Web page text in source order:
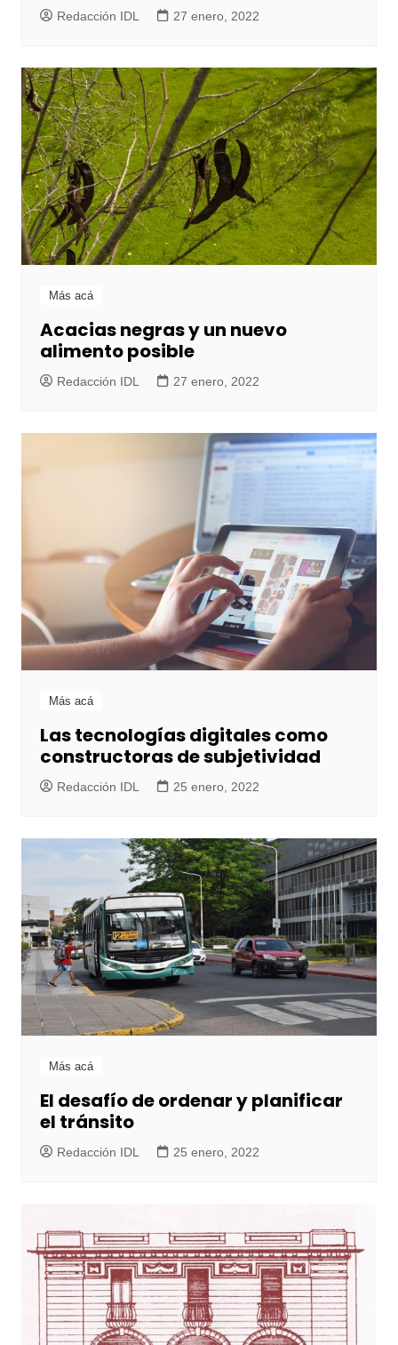
Redacción IDL 27 enero, 2022
Más acá
Acacias negras y un nuevo
alimento posible
Redacción IDL 27 enero, 2022
Más acá
Las tecnologías digitales como
constructoras de subjetividad
Redacción IDL 25 enero, 2022
Más acá
El desafío de ordenar y planificar
el tránsito
Redacción IDL 25 enero, 2022